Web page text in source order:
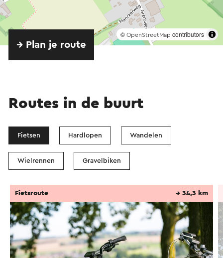
© OpenStreetMap contributors
→ Plan je route
Routes in de buurt
Fietsen Hardlopen Wandelen
Wielrennen Gravelbiken
Fietsroute → 34,3 km